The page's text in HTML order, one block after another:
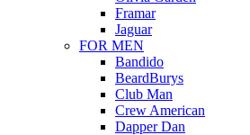
Framar
Jaguar
FOR MEN
Bandido
BeardBurys
Club Man
Crew American
Dapper Dan